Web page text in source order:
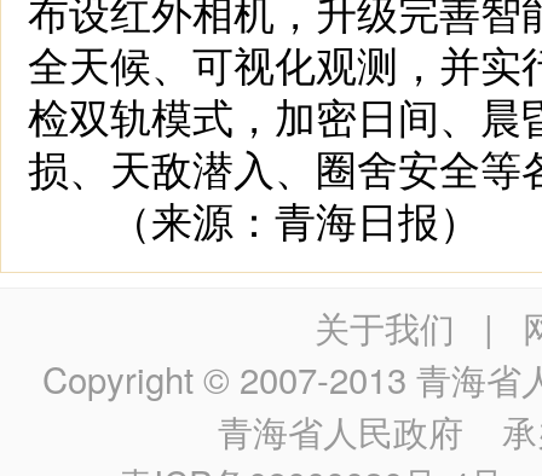
全天候、可视化观测，并
检双轨模式，加密日间、
损、天敌潜入、圈舍安全等
（来源：青海日报）
关于我们 |
Copyright © 2007-2013 青海省
青海省人民政府 承